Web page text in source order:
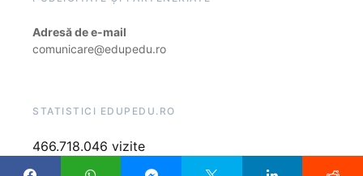
Adresă de e-mail
comunicare@edupedu.ro
STATISTICI EDUPEDU.RO
466.718.046 vizite